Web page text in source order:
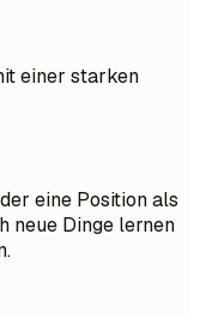
einer starken
eine Position als
neue Dinge lernen